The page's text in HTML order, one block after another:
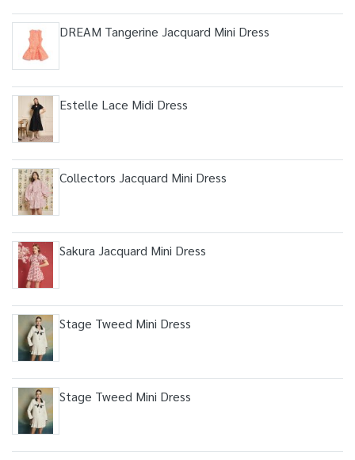
DREAM Tangerine Jacquard Mini Dress
Estelle Lace Midi Dress
Collectors Jacquard Mini Dress
Sakura Jacquard Mini Dress
Stage Tweed Mini Dress
Stage Tweed Mini Dress